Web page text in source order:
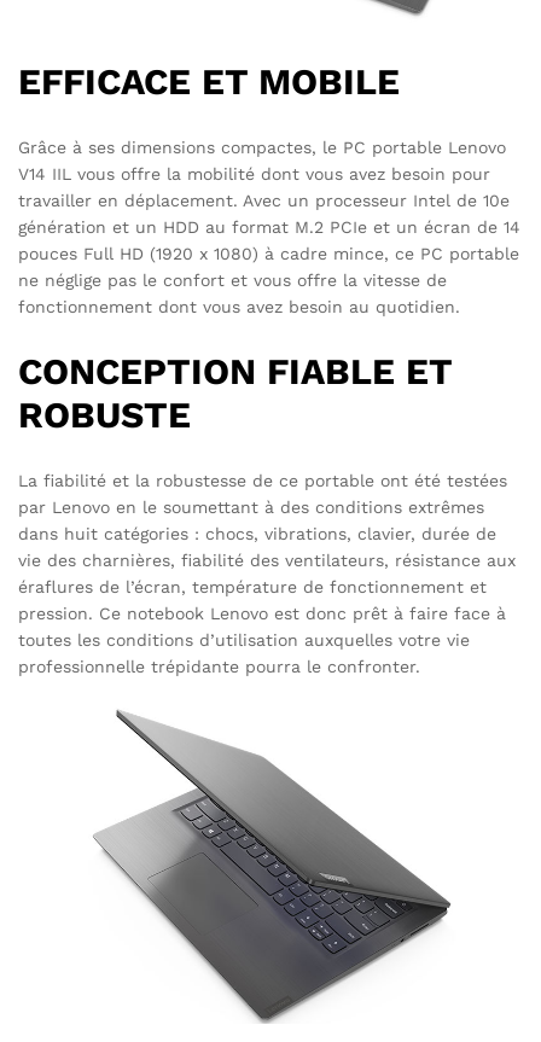
EFFICACE ET MOBILE
Grâce à ses dimensions compactes, le PC portable Lenovo
V14 IIL vous offre la mobilité dont vous avez besoin pour
travailler en déplacement. Avec un processeur Intel de 10e
génération et un HDD au format M.2 PCIe et un écran de 14
pouces Full HD (1920 x 1080) à cadre mince, ce PC portable
ne néglige pas le confort et vous offre la vitesse de
fonctionnement dont vous avez besoin au quotidien.
CONCEPTION FIABLE ET
ROBUSTE
La fiabilité et la robustesse de ce portable ont été testées
par Lenovo en le soumettant à des conditions extrêmes
dans huit catégories : chocs, vibrations, clavier, durée de
vie des charnières, fiabilité des ventilateurs, résistance aux
éraflures de l’écran, température de fonctionnement et
pression. Ce notebook Lenovo est donc prêt à faire face à
toutes les conditions d’utilisation auxquelles votre vie
professionnelle trépidante pourra le confronter.